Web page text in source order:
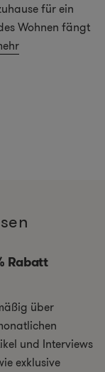
für ein
Wohnen fängt
Rabatt
über
und Interviews
exklusive